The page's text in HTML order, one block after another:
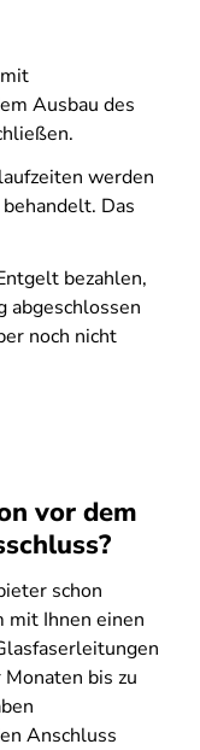
Ausbau des
werden
Das
bezahlen,
abgeschlossen
noch nicht
vor dem
schon
mit Ihnen einen
bis zu
Anschluss